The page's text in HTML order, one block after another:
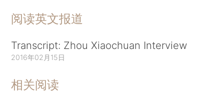
阅读英文报道
Transcript: Zhou Xiaochuan Interview
2016年02月15日
相关阅读